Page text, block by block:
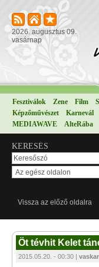
2026. augusztus 09.
vasárnap
Fesztiválok Zene Film
Képzőművészet
Karnevál
MEDIAWAVE
AlteRába
KERESÉS
Vissza az előző oldalra
Öt tévhit Kelet
2015.05.20. - 00:30 |